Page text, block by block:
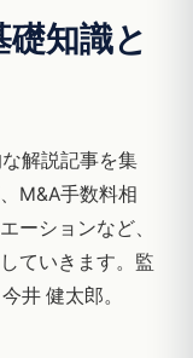
知識と
解説記事を集
M&A手数料相
ーションなど、
ていきます。監
井 健太郎。